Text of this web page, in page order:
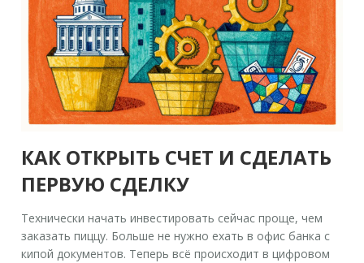
КАК ОТКРЫТЬ СЧЕТ И СДЕЛАТЬ
ПЕРВУЮ СДЕЛКУ
Технически начать инвестировать сейчас проще, чем
заказать пиццу. Больше не нужно ехать в офис банка с
кипой документов. Теперь всё происходит в цифровом